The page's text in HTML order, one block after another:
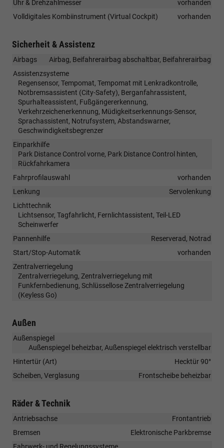
Uhr & Drehzahlmesser
vorhanden
Volldigitales Kombiinstrument (Virtual Cockpit)
vorhanden
Sicherheit & Assistenz
Airbags
Airbag, Beifahrerairbag abschaltbar, Beifahrerairbag
Assistenzsysteme
Regensensor, Tempomat, Tempomat mit Lenkradkontrolle,
Notbremsassistent (City-Safety), Berganfahrassistent,
Spurhalteassistent, Fußgängererkennung,
Verkehrzeichenerkennung, Müdigkeitserkennungs-Sensor,
Sprachassistent, Notrufsystem, Abstandswarner,
Geschwindigkeitsbegrenzer
Einparkhilfe
Park Distance Control vorne, Park Distance Control hinten,
Rückfahrkamera
Fahrprofilauswahl
vorhanden
Lenkung
Servolenkung
Lichttechnik
Lichtsensor, Tagfahrlicht, Fernlichtassistent, Teil-LED
Scheinwerfer
Pannenhilfe
Reserverad, Notrad
Start/Stop-Automatik
vorhanden
Zentralverriegelung
Zentralverriegelung, Zentralverriegelung mit
Funkfernbedienung, Schlüssellose Zentralverriegelung
(Keyless Go)
Außen
Außenspiegel
Außenspiegel beheizbar, Außenspiegel elektrisch verstellbar
Hintertür (Art)
Hecktür 90°
Scheiben, Verglasung
Frontscheibe beheizbar
Räder & Technik
Antriebsachse
Frontantrieb
Bremsen
Elektronische Parkbremse
Fahrwerk- und Regelungssysteme